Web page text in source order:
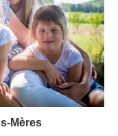
Mères